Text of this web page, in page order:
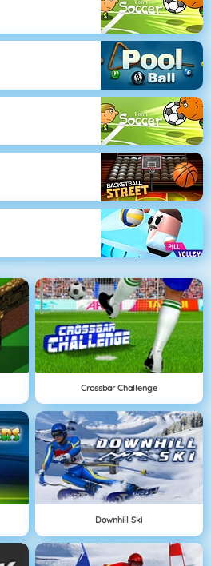
Crossbar Challenge
Downhill Ski